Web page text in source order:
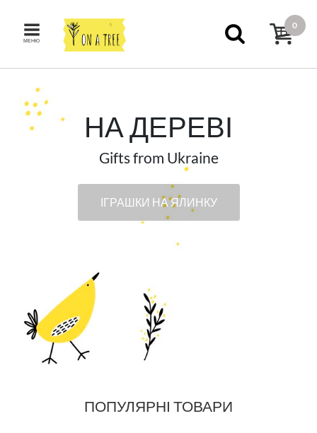
МЕНЮ
0
НА ДЕРЕВІ
Gifts from Ukraine
ІГРАШКИ НА ЯЛИНКУ
ПОПУЛЯРНІ ТОВАРИ